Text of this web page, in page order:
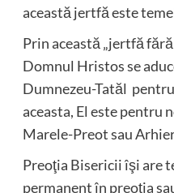
această jertfă este
Prin această „jertfă
Domnul Hristos se
Dumnezeu-Tatăl
aceasta, El este pentru
Marele-Preot sau
Preoţia Bisericii îşi are
permanent în preoţia